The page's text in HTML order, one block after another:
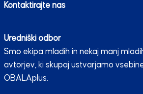
Kontaktirajte nas
Uredniški odbor
Smo ekipa mladih in nekaj manj
avtorjev, ki skupaj ustvarjamo
OBALAplus.